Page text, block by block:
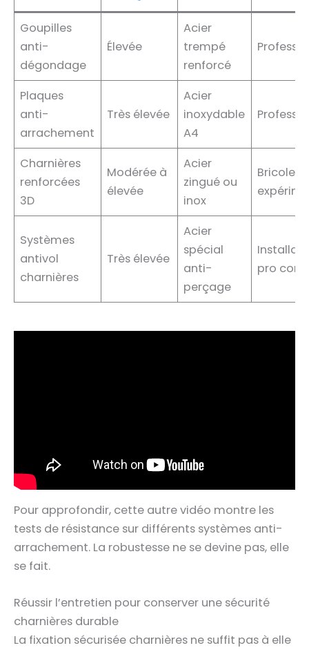
Goupilles
anti-
dégondage
Élevée
Acier
trempé
renforcé
Plaques
anti-
arrachement
Très élevée
Acier
inoxydable
A4
Charnières
renforcées
3D
Modérée à
élevée
Acier
zingué ou
inox
Bricoleur
Systèmes
antivol
charnières
Très élevée
Acier
spécial
anti-
perçage
pro
Pour approfondir, cette autre vidéo montre les
tests de résistance sur différents systèmes anti-
arrachement. La robustesse ne se devine pas, elle
se fait.
Réussir l’entretien pour conserver une sécurité
charnières durable
La fixation sécurisée charnières ne suffit pas à elle